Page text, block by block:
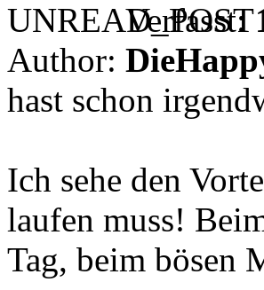
Verfasst:
Author:
hast schon
Ich sehe den
laufen muss!
Tag, beim bösen